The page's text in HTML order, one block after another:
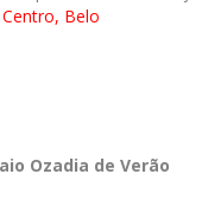
Belo
Ozadia de Verão